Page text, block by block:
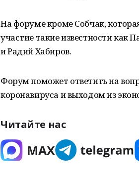
На форуме кроме Собчак,
участие такие известности как
и Радий Хабиров.
Форум поможет ответить на
коронавируса и выходом из
Читайте нас